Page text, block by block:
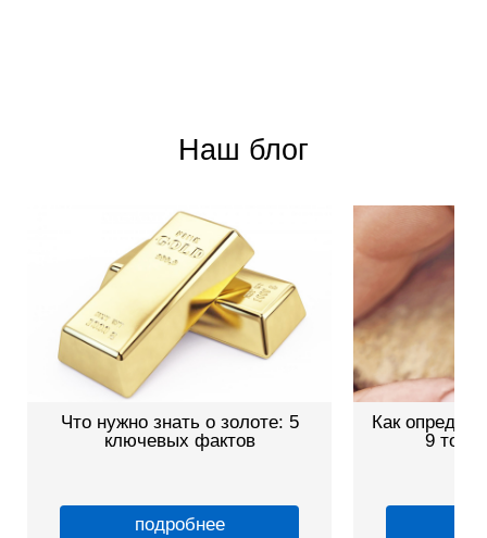
Наш блог
Что нужно знать о золоте: 5
ключевых фактов
подробнее
Как
9